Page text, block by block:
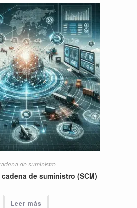
de suministro
de suministro (SCM)
Leer más